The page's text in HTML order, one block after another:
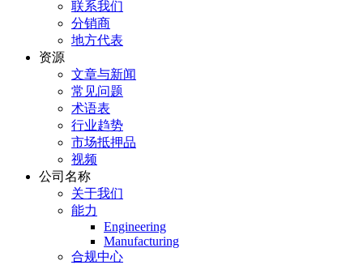
联系我们
分销商
地方代表
资源
文章与新闻
常见问题
术语表
行业趋势
市场抵押品
视频
公司名称
关于我们
能力
Engineering
Manufacturing
合规中心